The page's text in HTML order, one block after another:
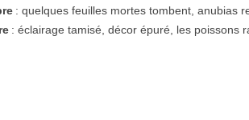
: quelques feuilles mortes tombent, anubias
: éclairage tamisé, décor épuré, les poissons